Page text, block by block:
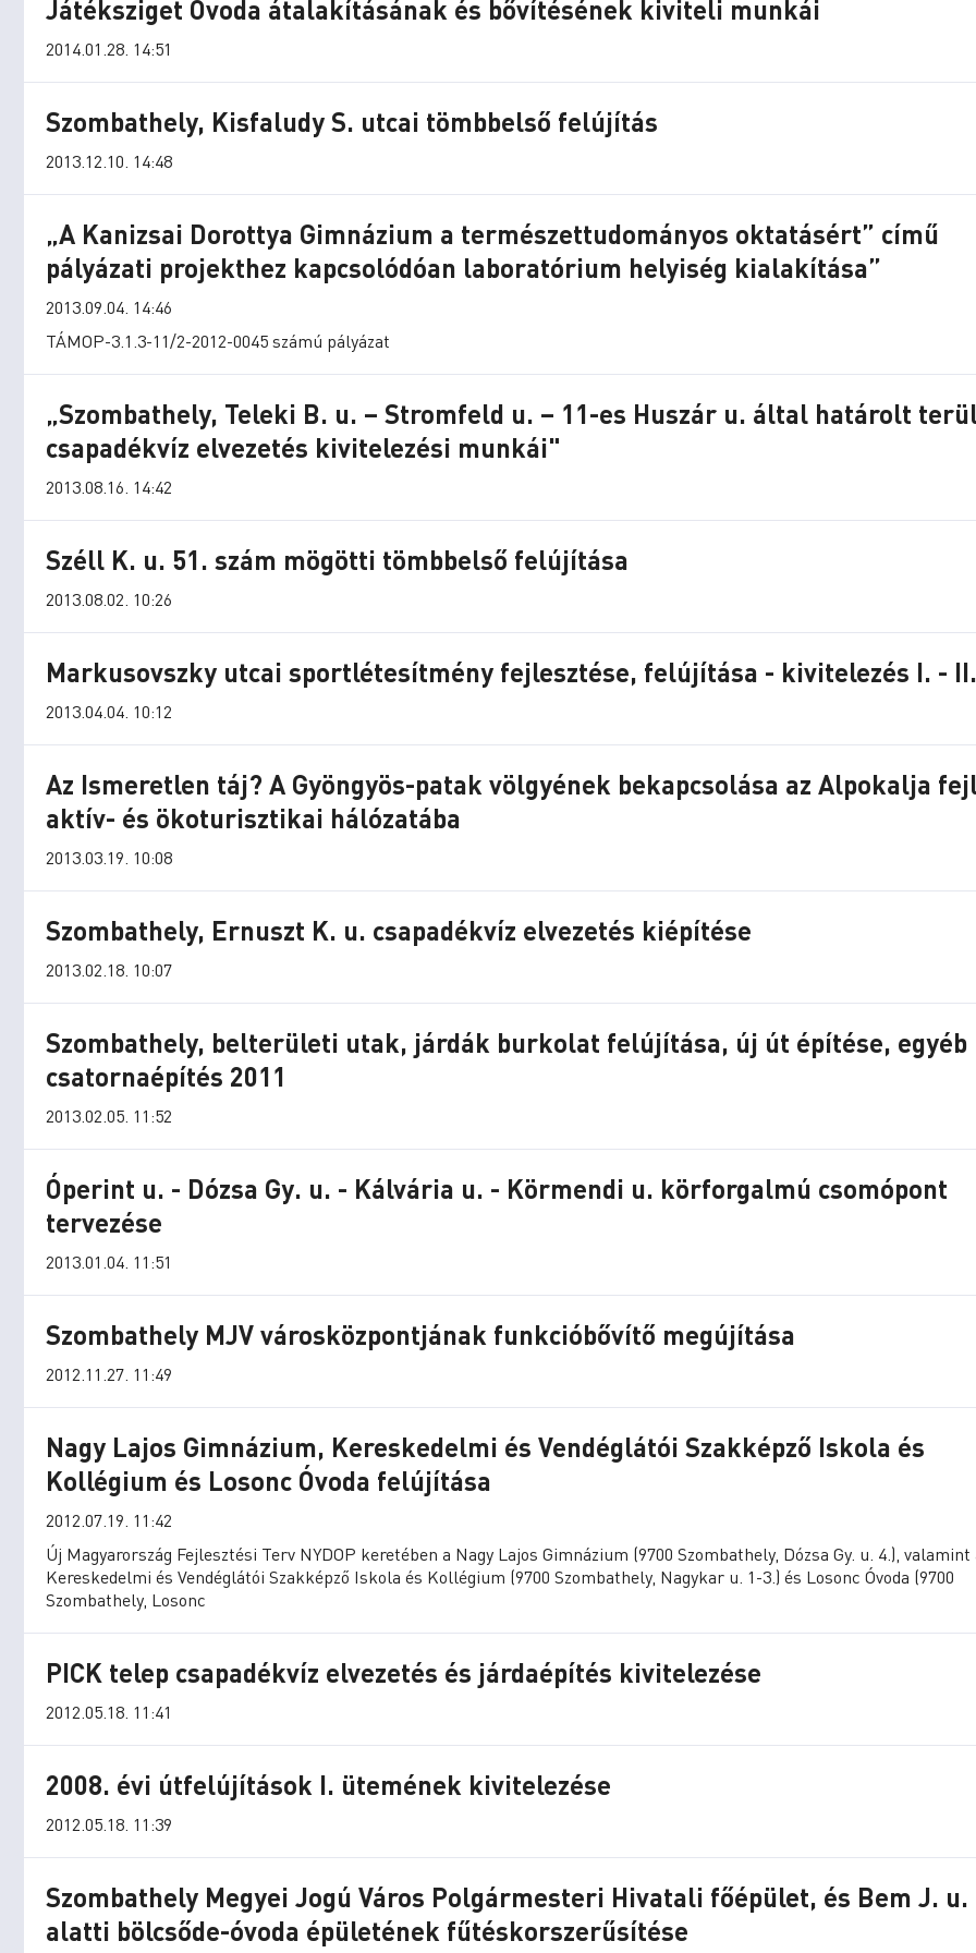
Játéksziget Óvoda átalakításának és bővítésének kiviteli munkái
2014.01.28. 14:51
Szombathely, Kisfaludy S. utcai tömbbelső felújítás
2013.12.10. 14:48
„A Kanizsai Dorottya Gimnázium a természettudományos oktatásért” című
pályázati projekthez kapcsolódóan laboratórium helyiség kialakítása”
2013.09.04. 14:46
TÁMOP-3.1.3-11/2-2012-0045 számú pályázat
„Szombathely, Teleki B. u. – Stromfeld u. – 11-es Huszár u. által határolt
csapadékvíz elvezetés kivitelezési munkái"
2013.08.16. 14:42
Széll K. u. 51. szám mögötti tömbbelső felújítása
2013.08.02. 10:26
Markusovszky utcai sportlétesítmény fejlesztése, felújítása - kivitelezés I. -
2013.04.04. 10:12
Az Ismeretlen táj? A Gyöngyös-patak völgyének bekapcsolása az Alpokalja
aktív- és ökoturisztikai hálózatába
2013.03.19. 10:08
Szombathely, Ernuszt K. u. csapadékvíz elvezetés kiépítése
2013.02.18. 10:07
Szombathely, belterületi utak, járdák burkolat felújítása, új út építése, egyéb
csatornaépítés 2011
2013.02.05. 11:52
Óperint u. - Dózsa Gy. u. - Kálvária u. - Körmendi u. körforgalmú csomópont
tervezése
2013.01.04. 11:51
Szombathely MJV városközpontjának funkcióbővítő megújítása
2012.11.27. 11:49
Nagy Lajos Gimnázium, Kereskedelmi és Vendéglátói Szakképző Iskola és
Kollégium és Losonc Óvoda felújítása
2012.07.19. 11:42
Új Magyarország Fejlesztési Terv NYDOP keretében a Nagy Lajos Gimnázium (9700 Szombathely, Dózsa Gy. u. 4.), valamint
Kereskedelmi és Vendéglátói Szakképző Iskola és Kollégium (9700 Szombathely, Nagykar u. 1-3.) és Losonc Óvoda (9700
Szombathely, Losonc
PICK telep csapadékvíz elvezetés és járdaépítés kivitelezése
2012.05.18. 11:41
2008. évi útfelújítások I. ütemének kivitelezése
2012.05.18. 11:39
Szombathely Megyei Jogú Város Polgármesteri Hivatali főépület, és Bem J. u.
alatti bölcsőde-óvoda épületének fűtéskorszerűsítése